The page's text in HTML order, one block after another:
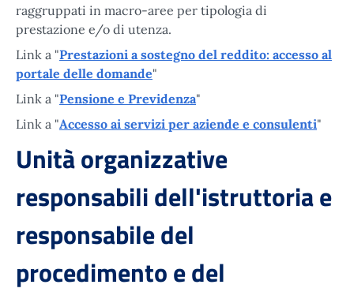
raggruppati in macro-aree per tipologia di
prestazione e/o di utenza.
Link a "Prestazioni a sostegno del reddito: accesso al
portale delle domande"
Link a "Pensione e Previdenza"
Link a "Accesso ai servizi per aziende e consulenti"
Unità organizzative
responsabili dell'istruttoria e
responsabile del
procedimento e del